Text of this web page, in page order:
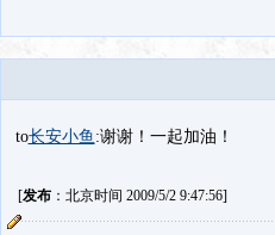
to长安小鱼 :谢谢！一起加油！
[发布：北京时间 2009/5/2 9:47:56]